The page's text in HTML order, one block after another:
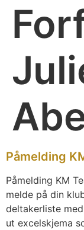
Påmelding
Påmelding KM
melde på din
deltakerliste
ut excelskjema